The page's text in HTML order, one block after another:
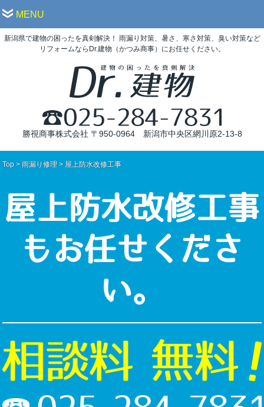
MENU
新潟県で建物の困ったを真剣解決！ 雨漏り対策、暑さ、寒さ対策、臭い対策など
リフォームならDr.建物（かつみ商事）にお任せください。
勝視商事株式会社 〒950-0964 新潟市中央区網川原2-13-8
Top >雨漏り修理 > 屋上防水改修工事
屋上防水改修工事
もお任せくださ
い。